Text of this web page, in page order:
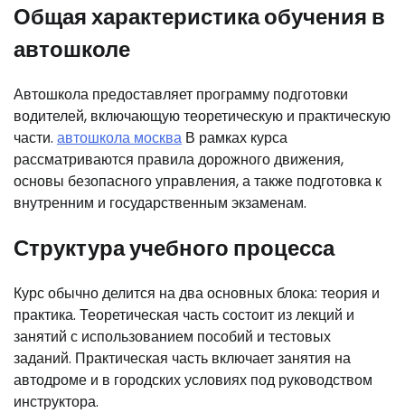
Общая характеристика обучения в
автошколе
Автошкола предоставляет программу подготовки
водителей, включающую теоретическую и практическую
части. автошкола москва В рамках курса
рассматриваются правила дорожного движения,
основы безопасного управления, а также подготовка к
внутренним и государственным экзаменам.
Структура учебного процесса
Курс обычно делится на два основных блока: теория и
практика. Теоретическая часть состоит из лекций и
занятий с использованием пособий и тестовых
заданий. Практическая часть включает занятия на
автодроме и в городских условиях под руководством
инструктора.